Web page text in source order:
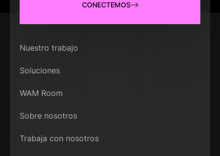
CONECTEMOS
Nuestro trabajo
Soluciones
WAM Room
Sobre nosotros
Trabaja con nosotros